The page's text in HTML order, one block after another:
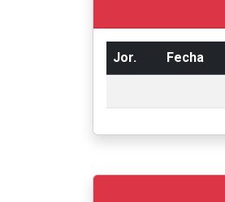
Jor. Fecha